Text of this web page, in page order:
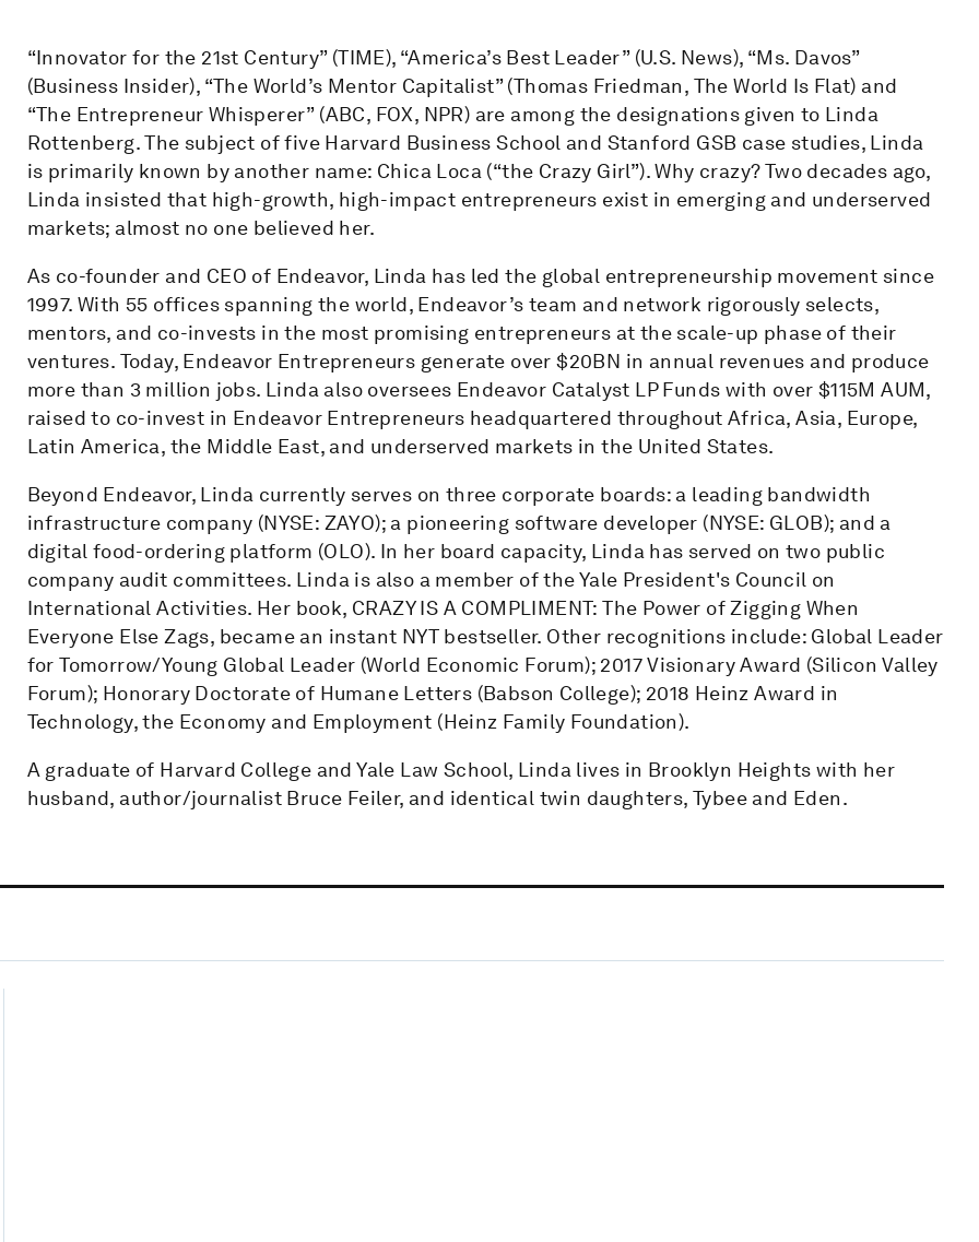
“Innovator for the 21st Century” (TIME), “America’s Best Leader” (U.S. News), “Ms. Davos”
(Business Insider), “The World’s Mentor Capitalist” (Thomas Friedman, The World Is Flat) and
“The Entrepreneur Whisperer” (ABC, FOX, NPR) are among the designations given to Linda
Rottenberg. The subject of five Harvard Business School and Stanford GSB case studies, Linda
is primarily known by another name: Chica Loca (“the Crazy Girl”). Why crazy? Two decades ago,
Linda insisted that high-growth, high-impact entrepreneurs exist in emerging and underserved
markets; almost no one believed her.
As co-founder and CEO of Endeavor, Linda has led the global entrepreneurship movement since
1997. With 55 offices spanning the world, Endeavor’s team and network rigorously selects,
mentors, and co-invests in the most promising entrepreneurs at the scale-up phase of their
ventures. Today, Endeavor Entrepreneurs generate over $20BN in annual revenues and produce
more than 3 million jobs. Linda also oversees Endeavor Catalyst LP Funds with over $115M AUM,
raised to co-invest in Endeavor Entrepreneurs headquartered throughout Africa, Asia, Europe,
Latin America, the Middle East, and underserved markets in the United States.
Beyond Endeavor, Linda currently serves on three corporate boards: a leading bandwidth
infrastructure company (NYSE: ZAYO); a pioneering software developer (NYSE: GLOB); and a
digital food-ordering platform (OLO). In her board capacity, Linda has served on two public
company audit committees. Linda is also a member of the Yale President's Council on
International Activities. Her book, CRAZY IS A COMPLIMENT: The Power of Zigging When
Everyone Else Zags, became an instant NYT bestseller. Other recognitions include: Global Leader
for Tomorrow/Young Global Leader (World Economic Forum); 2017 Visionary Award (Silicon Valley
Forum); Honorary Doctorate of Humane Letters (Babson College); 2018 Heinz Award in
Technology, the Economy and Employment (Heinz Family Foundation).
A graduate of Harvard College and Yale Law School, Linda lives in Brooklyn Heights with her
husband, author/journalist Bruce Feiler, and identical twin daughters, Tybee and Eden.